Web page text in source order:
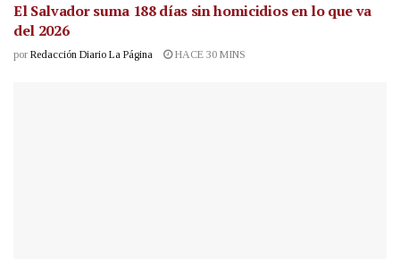
El Salvador suma 188 días sin homicidios en lo que va
del 2026
por Redacción Diario La Página HACE 30 MINS